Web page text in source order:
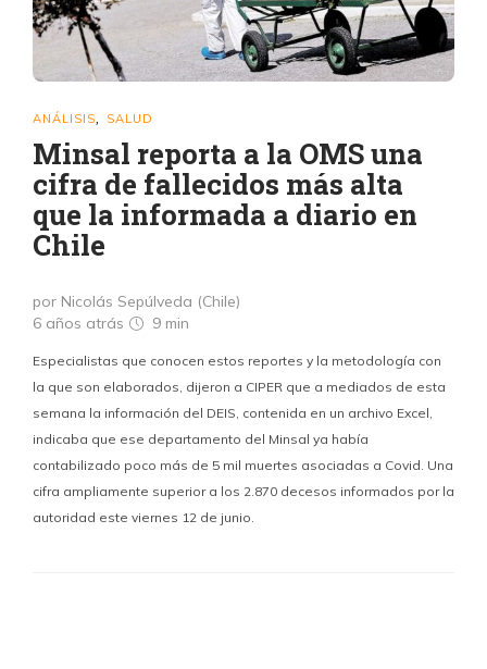
ANÁLISIS SALUD
Minsal reporta a la OMS una
cifra de fallecidos más alta
que la informada a diario en
Chile
por Nicolás Sepúlveda (Chile)
6 años atrás
9 min
Especialistas que conocen estos reportes y la metodología con
la que son elaborados, dijeron a CIPER que a mediados de esta
semana la información del DEIS, contenida en un archivo Excel,
indicaba que ese departamento del Minsal ya había
contabilizado poco más de 5 mil muertes asociadas a Covid. Una
cifra ampliamente superior a los 2.870 decesos informados por la
autoridad este viernes 12 de junio.